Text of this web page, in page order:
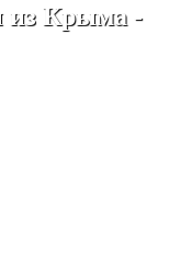
из Крыма -